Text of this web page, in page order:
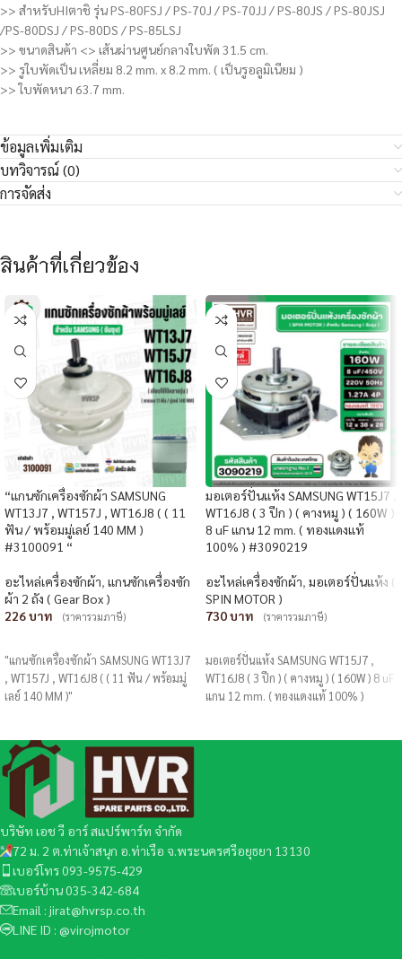
>> สำหรับHIตาชิ รุ่น PS-80FSJ / PS-70J / PS-70JJ / PS-80JS / PS-80JSJ
/PS-80DSJ / PS-80DS / PS-85LSJ
>> ขนาดสินค้า <> เส้นผ่านศูนย์กลางใบพัด 31.5 cm.
>> รูใบพัดเป็น เหลี่ยม 8.2 mm. x 8.2 mm. ( เป็นรูอลูมิเนียม )
>> ใบพัดหนา 63.7 mm.
ข้อมูลเพิ่มเติม
บทวิจารณ์ (0)
การจัดส่ง
สินค้าที่เกี่ยวข้อง
“แกนซักเครื่องซักผ้า SAMSUNG
WT13J7 , WT157J , WT16J8 ( ( 11
ฟัน / พร้อมมู่เลย์ 140 MM )
#3100091 “
อะไหล่เครื่องซักผ้า, แกนซักเครื่องซัก
ผ้า 2 ถัง ( Gear Box )
226
(ราคารวมภาษี)
"แกนซักเครื่องซักผ้า SAMSUNG WT13J7
, WT157J , WT16J8 ( ( 11 ฟัน / พร้อมมู่
เลย์ 140 MM )"
มอเตอร์ปั่นแห้ง SAMSUNG WT15J7 ,
WT16J8 ( 3 ปีก ) ( คางหมู ) ( 160W )
8 uF แกน 12 mm. ( ทองแดงแท้
100% ) #3090219
อะไหล่เครื่องซักผ้า, มอเตอร์ปั่นแห้ง (
SPIN MOTOR )
730
(ราคารวมภาษี)
มอเตอร์ปั่นแห้ง SAMSUNG WT15J7 ,
WT16J8 ( 3 ปีก ) ( คางหมู ) ( 160W ) 8 uF
แกน 12 mm. ( ทองแดงแท้ 100% )
บริษัท เอช วี อาร์ สแปร์พาร์ท จำกัด
72 ม. 2 ต.ท่าเจ้าสนุก อ.ท่าเรือ จ.พระนครศรีอยุธยา 13130
เบอร์โทร 093-9575-429
เบอร์บ้าน 035-342-684
Email : jirat@hvrsp.co.th
LINE ID : @virojmotor